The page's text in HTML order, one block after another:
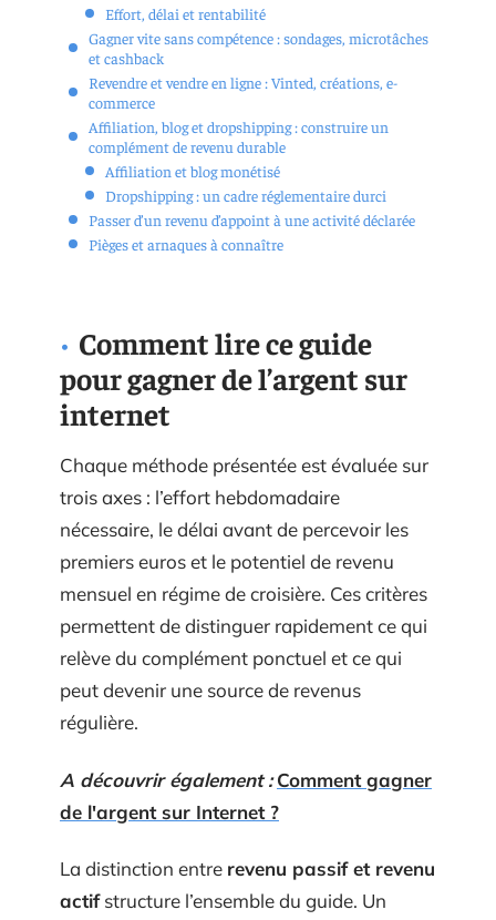
Effort, délai et rentabilité
Gagner vite sans compétence : sondages, microtâches
et cashback
Revendre et vendre en ligne : Vinted, créations, e-
commerce
Affiliation, blog et dropshipping : construire un
complément de revenu durable
Affiliation et blog monétisé
Dropshipping : un cadre réglementaire durci
Passer d’un revenu d’appoint à une activité déclarée
Pièges et arnaques à connaître
Comment lire ce guide
pour gagner de l’argent sur
internet
Chaque méthode présentée est évaluée sur
trois axes : l’effort hebdomadaire
nécessaire, le délai avant de percevoir les
premiers euros et le potentiel de revenu
mensuel en régime de croisière. Ces critères
permettent de distinguer rapidement ce qui
relève du complément ponctuel et ce qui
peut devenir une source de revenus
régulière.
A découvrir également : Comment gagner
de l'argent sur Internet ?
La distinction entre revenu passif et revenu
actifstructure l’ensemble du guide. Un